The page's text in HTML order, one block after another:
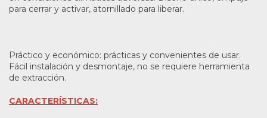
para cerrar y activar, atornillado para liberar.
Práctico y económico: prácticas y convenientes de usar.
Fácil instalación y desmontaje, no se requiere herramienta
de extracción.
CARACTERÍSTICAS: